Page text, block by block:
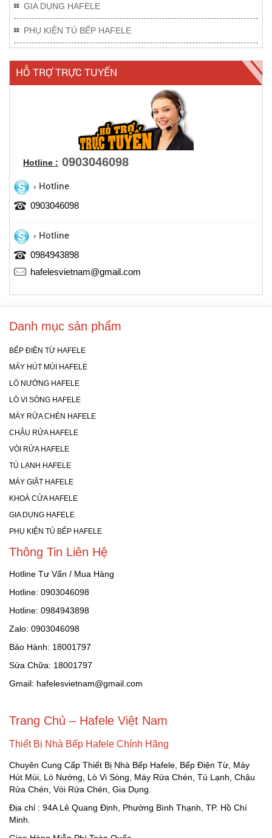
GIA DỤNG HAFELE
PHỤ KIỆN TỦ BẾP HAFELE
HỖ TRỢ TRỰC TUYẾN
Hotline : 0903046098
Hotline
0903046098
Hotline
0984943898
hafelesvietnam@gmail.com
Danh mục sản phẩm
BẾP ĐIỆN TỪ HAFELE
MÁY HÚT MÙI HAFELE
LÒ NƯỚNG HAFELE
LÒ VI SÓNG HAFELE
MÁY RỬA CHÉN HAFELE
CHẬU RỬA HAFELE
VÒI RỬA HAFELE
TỦ LẠNH HAFELE
MÁY GIẶT HAFELE
KHOÁ CỬA HAFELE
GIA DỤNG HAFELE
PHỤ KIỆN TỦ BẾP HAFELE
Thông Tin Liên Hệ
Hotline Tư Vấn / Mua Hàng
Hotline: 0903046098
Hotline: 0984943898
Zalo: 0903046098
Bảo Hành: 18001797
Sửa Chữa: 18001797
Gmail: hafelesvietnam@gmail.com
Trang Chủ – Hafele Việt Nam
Thiết Bị Nhà Bếp Hafele Chính Hãng
Chuyên Cung Cấp Thiết Bị Nhà Bếp Hafele, Bếp Điện Từ, Máy
Hút Mùi, Lò Nướng, Lò Vi Sóng, Máy Rửa Chén, Tủ Lạnh, Chậu
Rửa Chén, Vòi Rửa Chén, Gia Dụng.
Địa chỉ : 94A Lê Quang Định, Phường Bình Thạnh, TP. Hồ Chí
Minh.